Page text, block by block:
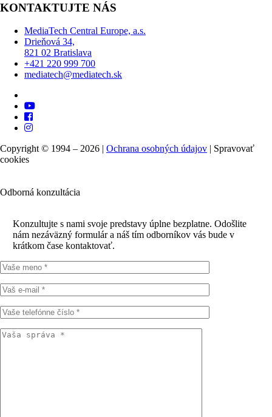
KONTAKTUJTE NÁS
MediaTech Central Europe, a.s.
Drieňová 34,
821 02 Bratislava
+421 220 999 700
mediatech@mediatech.sk
Copyright © 1994 – 2026 | Ochrana osobných údajov | Spravovať
cookies
Odborná konzultácia
Konzultujte s nami svoje predstavy úplne bezplatne. Odošlite
nám nezáväzný formulár a náš tím odborníkov vás bude v
krátkom čase kontaktovať.